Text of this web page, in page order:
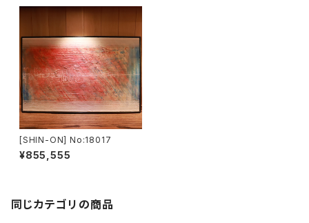
[SHIN-ON] No:18017
¥855,555
同じカテゴリの商品